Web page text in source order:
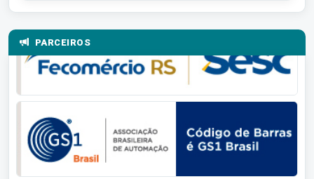
PARCEIROS